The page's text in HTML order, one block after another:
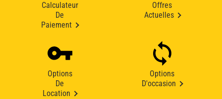
Calculateur
De
Paiement
Offres
Actuelles
Options
De
Location
Options
D'occasion